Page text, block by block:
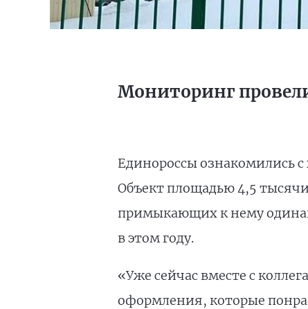
Мониторинг
Единороссы ознакомились
Объект площадью 4,5 тысячи
примыкающих к нему
в этом году.
«Уже сейчас вместе с
оформления, которые